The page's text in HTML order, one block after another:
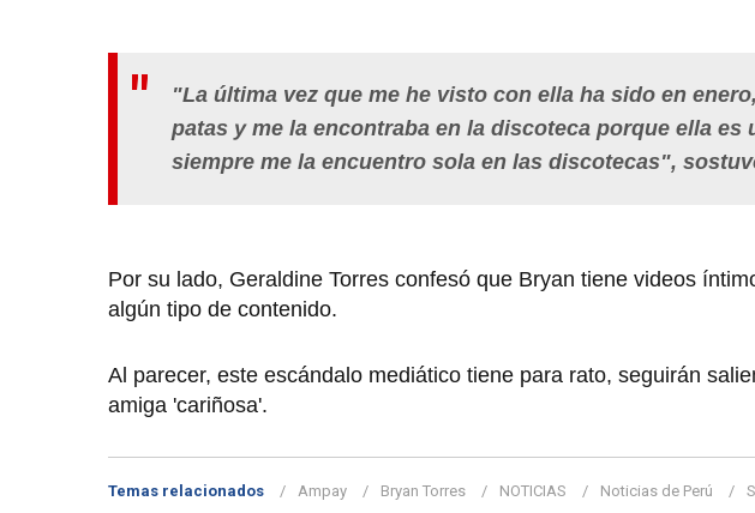
"La última vez que me he visto con ella ha sido en
patas y me la encontraba en la discoteca porque ella
siempre me la encuentro sola en las discotecas",
Por su lado, Geraldine Torres confesó que Bryan tiene videos
algún tipo de contenido.
Al parecer, este escándalo mediático tiene para rato, seguirán
amiga 'cariñosa'.
Temas relacionados Ampay Bryan Torres NOTICIAS Noticias de Perú